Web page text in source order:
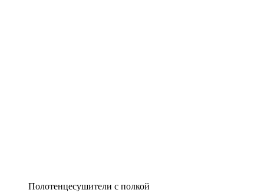
Полотенцесушители с полкой